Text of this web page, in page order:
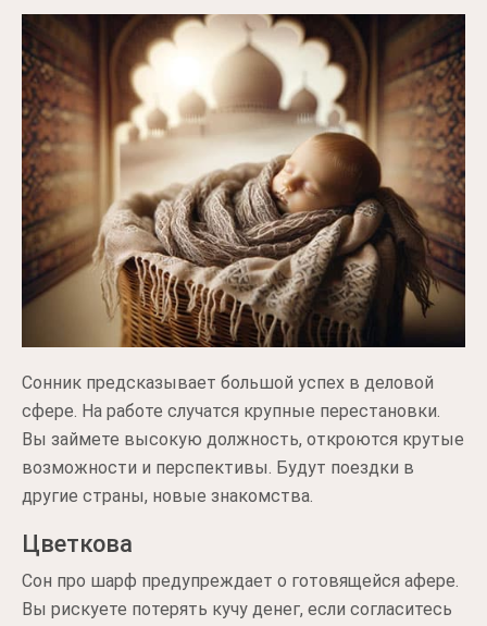
Сонник предсказывает большой успех в деловой
сфере. На работе случатся крупные перестановки.
Вы займете высокую должность, откроются крутые
возможности и перспективы. Будут поездки в
другие страны, новые знакомства.
Цветкова
Сон про шарф предупреждает о готовящейся афере.
Вы рискуете потерять кучу денег, если согласитесь